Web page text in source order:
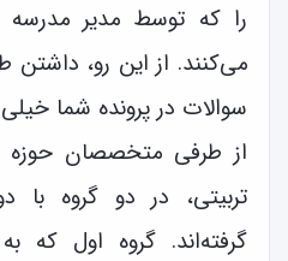
را که توسط مدیر
می‌کنند. از این رو، داشتن
سوالات در پرونده شما
از طرفی متخصصان حوزه
تربیتی، در دو گروه با
گرفته‌اند. گروه اول که